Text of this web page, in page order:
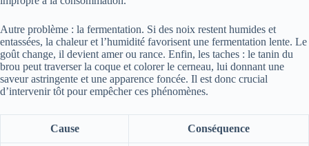
Autre problème : la fermentation. Si des noix restent humides et
entassées, la chaleur et l’humidité favorisent une fermentation lente. Le
goût change, il devient amer ou rance. Enfin, les taches : le tanin du
brou peut traverser la coque et colorer le cerneau, lui donnant une
saveur astringente et une apparence foncée. Il est donc crucial
d’intervenir tôt pour empêcher ces phénomènes.
Cause Conséquence